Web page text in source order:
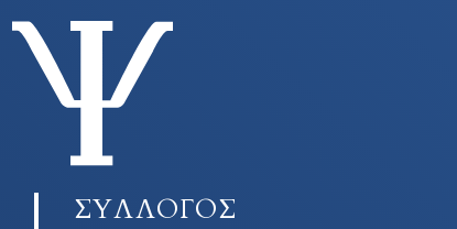
ΣΥΛΛΟΓΟΣ